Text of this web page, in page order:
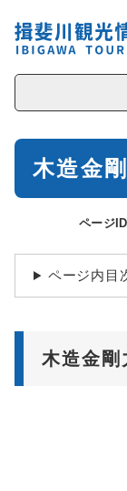
本
木造金
ページ
ページ内目
木造金剛